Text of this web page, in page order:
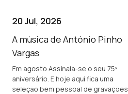
20 Jul, 2026
A música de António Pinho
Vargas
Em agosto Assinala-se o seu 75º
aniversário. E hoje aqui fica uma
seleção bem pessoal de gravações